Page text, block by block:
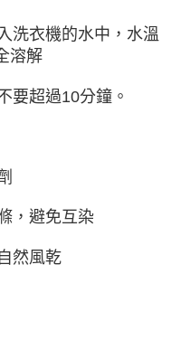
洗衣機的水中，水溫
溶解
要超過10分鐘。
，避免互染
然風乾